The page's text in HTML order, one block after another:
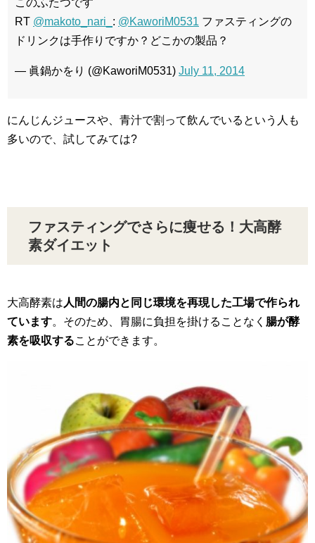
このふたつです
RT @makoto_nari_ : @KaworiM0531 ファスティングの
ドリンクは手作りですか？どこかの製品？
— 眞鍋かをり (@KaworiM0531) July 11, 2014
にんじんジュースや、青汁で割って飲んでいるという人も
多いので、試してみては?
ファスティングでさらに痩せる！大高酵
素ダイエット
大高酵素は 人間の腸内と同じ環境を再現した工場で作られ
ています。そのため、胃腸に負担を掛けることなく 腸が酵
素を吸収することができます。